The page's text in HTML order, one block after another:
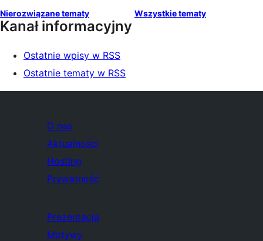
Nierozwiązane tematy Wszystkie tematy
Kanał informacyjny
Ostatnie wpisy w RSS
Ostatnie tematy w RSS
O nas
Aktualności
Hosting
Prywatność
Prezentacja
Motywy